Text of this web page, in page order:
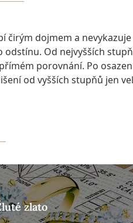
čirým dojmem a nevykazuje
Od nejvyšších
porovnání. Po
od vyšších stupňů jen
zlato